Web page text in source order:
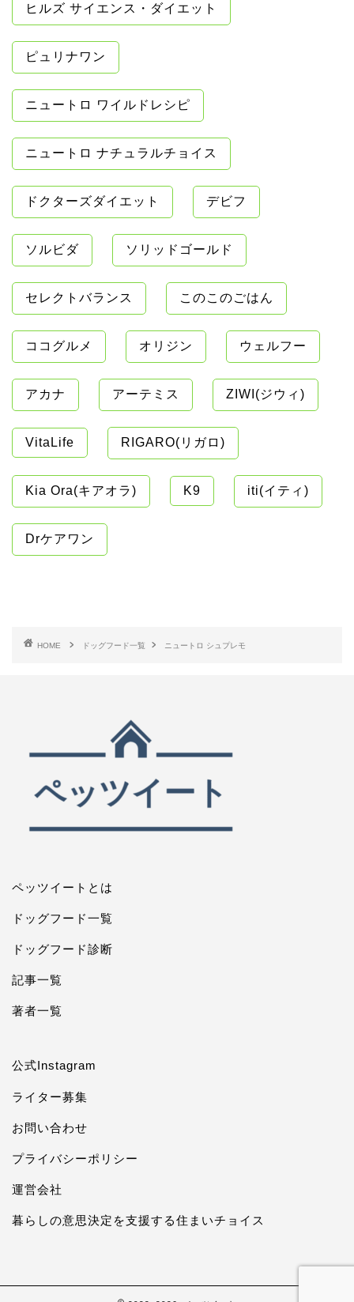
ヒルズ サイエンス・ダイエット
ピュリナワン
ニュートロ ワイルドレシピ
ニュートロ ナチュラルチョイス
ドクターズダイエット デビフ
ソルビダ ソリッドゴールド
セレクトバランス このこのごはん
ココグルメ オリジン ウェルフー
アカナ アーテミス ZIWI(ジウィ)
VitaLife RIGARO(リガロ)
Kia Ora(キアオラ) K9 iti(イティ)
Drケアワン
HOME ドッグフード一覧 ニュートロ シュプレモ
ペッツイートとは
ドッグフード一覧
ドッグフード診断
記事一覧
著者一覧
公式Instagram
ライター募集
お問い合わせ
プライバシーポリシー
運営会社
暮らしの意思決定を支援する住まいチョイス